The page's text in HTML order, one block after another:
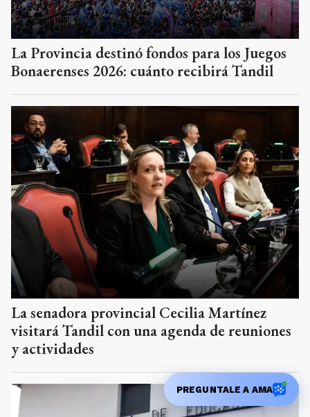
La Provincia destinó fondos para los Juegos
Bonaerenses 2026: cuánto recibirá Tandil
La senadora provincial Cecilia Martínez
visitará Tandil con una agenda de reuniones
y actividades
PREGUNTALE A AMA